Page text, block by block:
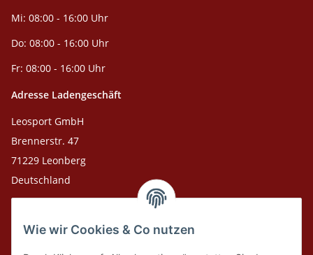
Wie wir Cookies & Co nutzen
Mi: 08:00 - 16:00 Uhr
Do: 08:00 - 16:00 Uhr
Fr: 08:00 - 16:00 Uhr
Adresse Ladengeschäft
Leosport GmbH
Brennerstr. 47
71229 Leonberg
Deutschland
Leosport GmbH